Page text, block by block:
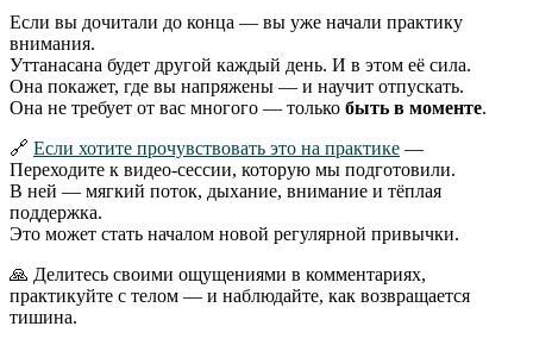
Если вы дочитали до конца — вы уже начали практику
внимания.
Уттанасана будет другой каждый день. И в этом её сила.
Она покажет, где вы напряжены — и научит отпускать.
Она не требует от вас многого — только быть в моменте.
🔗 Если хотите прочувствовать это на практике —
Переходите к видео-сессии, которую мы подготовили.
В ней — мягкий поток, дыхание, внимание и тёплая
поддержка.
Это может стать началом новой регулярной привычки.
🙏 Делитесь своими ощущениями в комментариях,
практикуйте с телом — и наблюдайте, как возвращается
тишина.